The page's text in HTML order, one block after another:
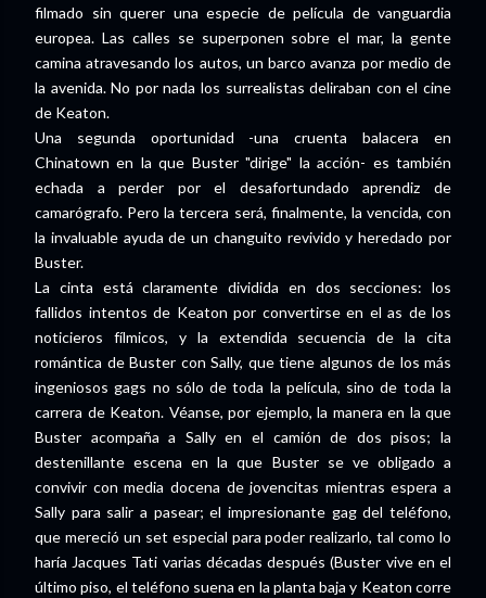
filmado sin querer una especie de película de vanguardia
europea. Las calles se superponen sobre el mar, la gente
camina atravesando los autos, un barco avanza por medio de
la avenida. No por nada los surrealistas deliraban con el cine
de Keaton.
Una segunda oportunidad -una cruenta balacera en
Chinatown en la que Buster "dirige" la acción- es también
echada a perder por el desafortundado aprendiz de
camarógrafo. Pero la tercera será, finalmente, la vencida, con
la invaluable ayuda de un changuito revivido y heredado por
Buster.
La cinta está claramente dividida en dos secciones: los
fallidos intentos de Keaton por convertirse en el as de los
noticieros fílmicos, y la extendida secuencia de la cita
romántica de Buster con Sally, que tiene algunos de los más
ingeniosos gags no sólo de toda la película, sino de toda la
carrera de Keaton. Véanse, por ejemplo, la manera en la que
Buster acompaña a Sally en el camión de dos pisos; la
destenillante escena en la que Buster se ve obligado a
convivir con media docena de jovencitas mientras espera a
Sally para salir a pasear; el impresionante gag del teléfono,
que mereció un set especial para poder realizarlo, tal como lo
haría Jacques Tati varias décadas después (Buster vive en el
último piso, el teléfono suena en la planta baja y Keaton corre